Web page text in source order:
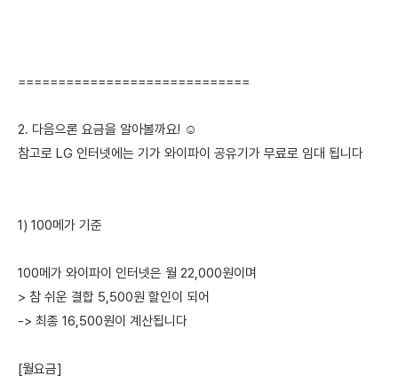
=============================
2. 다음으론 요금을 알아볼까요! ☺️
참고로 LG 인터넷에는 기가 와이파이 공유기가 무료로 임대 됩니다
1) 100메가 기준
100메가 와이파이 인터넷은 월 22,000원이며
> 참 쉬운 결합 5,500원 할인이 되어
-> 최종 16,500원이 계산됩니다
[월요금]